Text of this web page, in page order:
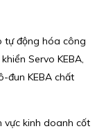
tự động hóa công
Servo KEBA,
đun KEBA chất
kinh doanh cốt